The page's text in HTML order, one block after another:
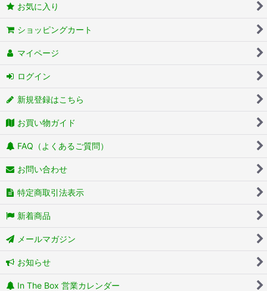
お気に入り
ショッピングカート
マイページ
ログイン
新規登録はこちら
お買い物ガイド
FAQ（よくあるご質問）
お問い合わせ
特定商取引法表示
新着商品
メールマガジン
お知らせ
In The Box 営業カレンダー